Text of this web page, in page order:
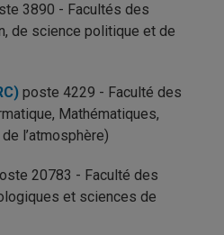
3890 - Facultés des
de science politique et de
poste 4229 - Faculté des
Mathématiques,
l’atmosphère)
20783 - Faculté des
et sciences de